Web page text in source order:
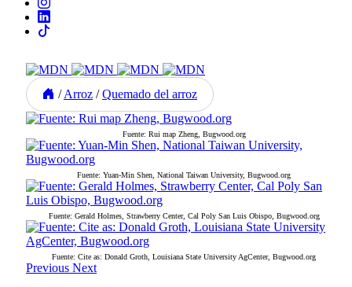
/ Arroz / Quemado del arroz
Fuente: Rui map Zheng, Bugwood.org
Fuente: Yuan-Min Shen, National Taiwan University, Bugwood.org
Fuente: Gerald Holmes, Strawberry Center, Cal Poly San Luis Obispo, Bugwood.org
Fuente: Cite as: Donald Groth, Louisiana State University AgCenter, Bugwood.org
Previous Next